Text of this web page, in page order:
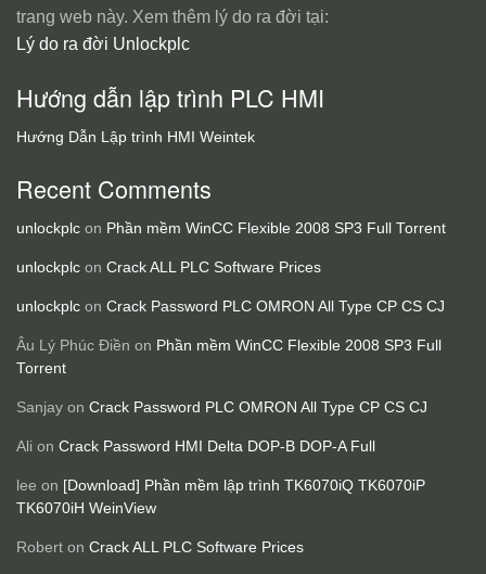
trang web này. Xem thêm lý do ra đời tại:
Lý do ra đời Unlockplc
Hướng dẫn lập trình PLC HMI
Hướng Dẫn Lập trình HMI Weintek
Recent Comments
unlockplc on Phần mềm WinCC Flexible 2008 SP3 Full Torrent
unlockplc on Crack ALL PLC Software Prices
unlockplc on Crack Password PLC OMRON All Type CP CS CJ
Âu Lý Phúc Điền on Phần mềm WinCC Flexible 2008 SP3 Full
Torrent
Sanjay on Crack Password PLC OMRON All Type CP CS CJ
Ali on Crack Password HMI Delta DOP-B DOP-A Full
lee on [Download] Phần mềm lập trình TK6070iQ TK6070iP
TK6070iH WeinView
Robert on Crack ALL PLC Software Prices